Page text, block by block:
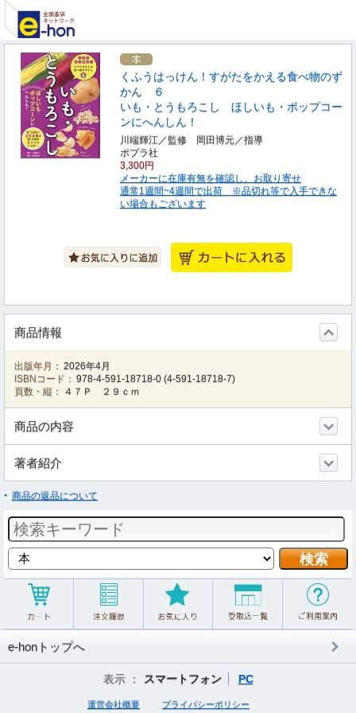
くふうはっけん！すがたをかえる食べ物のず
かん ６
いも・とうもろこし ほしいも・ポップコー
ンにへんしん！
川端輝江／監修 岡田博元／指導
ポプラ社
3,300円
メーカーに在庫有無を確認し、お取り寄せ
通常1週間~4週間で出荷 ※品切れ等で入手できな
い場合もございます
商品情報
出版年月： 2026年4月
ISBNコード： 978-4-591-18718-0 (4-591-18718-7)
頁数・縦：
４７Ｐ ２９ｃｍ
商品の内容
著者紹介
商品の返品について
e-honトップへ
表示 ： スマートフォン PC
運営会社概要 プライバシーポリシー